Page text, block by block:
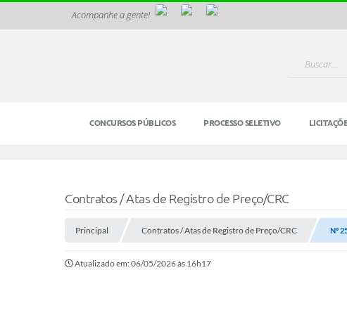
Acompanhe a gente!
CONCURSOS PÚBLICOS PROCESSO SELETIVO
Contratos / Atas de Registro de Preço/CRC
Principal Contratos / Atas de Registro de Preço/CRC Nº
Atualizado em: 06/05/2026 às 16h17